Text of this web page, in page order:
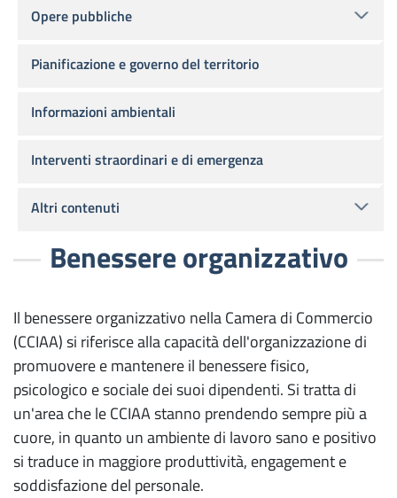
Benessere organizzativo
Il benessere organizzativo nella Camera di Commercio
(CCIAA) si riferisce alla capacità dell'organizzazione di
promuovere e mantenere il benessere fisico,
psicologico e sociale dei suoi dipendenti. Si tratta di
un'area che le CCIAA stanno prendendo sempre più a
cuore, in quanto un ambiente di lavoro sano e positivo
si traduce in maggiore produttività, engagement e
soddisfazione del personale.
Opere pubbliche
Pianificazione e governo del territorio
Informazioni ambientali
Interventi straordinari e di emergenza
Altri contenuti